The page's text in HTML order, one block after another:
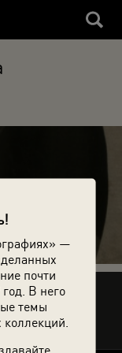
—
почти
год. В него
темы